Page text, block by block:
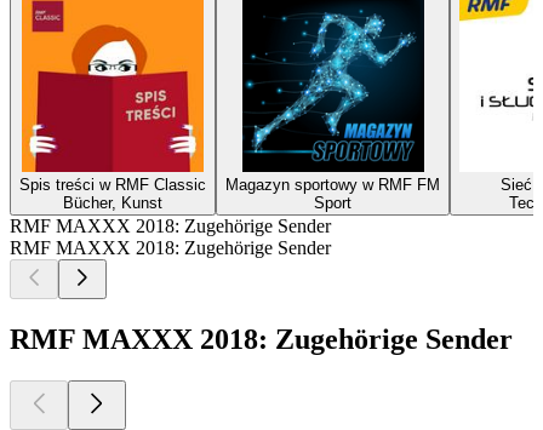
Spis treści w RMF Classic
Bücher, Kunst
Magazyn sportowy w RMF FM
Sport
Sieć i
RMF MAXXX 2018: Zugehörige Sender
RMF MAXXX 2018: Zugehörige Sender
RMF MAXXX 2018: Zugehörige Sender